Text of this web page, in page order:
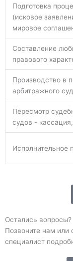
Подготовка
(исковое
мировое
Составление
правового
Производство в
арбитражного
Пересмотр
судов -
Исполнительное
Остались вопросы?
Позвоните нам или
специалист